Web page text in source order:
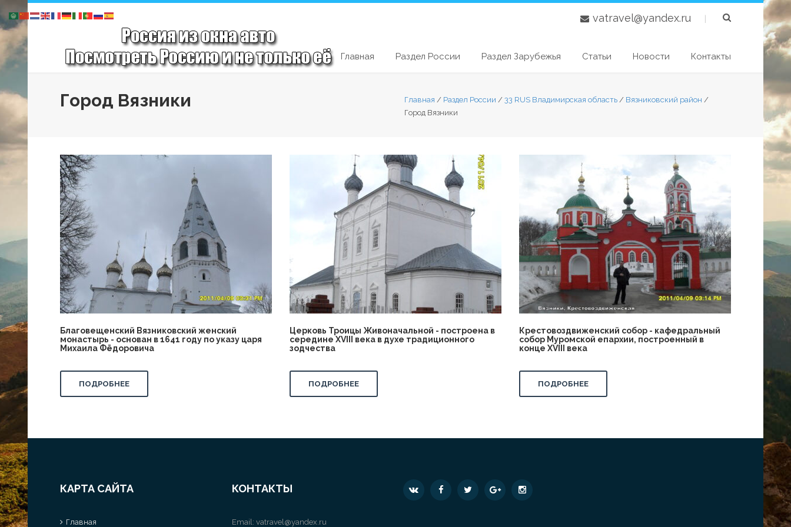
vatravel@yandex.ru |
Главная Раздел России Раздел Зарубежья Статьи Новости Контакты
Город Вязники Главная / Раздел России / 33 RUS Владимирская область / Вязниковский район /
Город Вязники
Благовещенский Вязниковский женский
монастырь - основан в 1641 году по указу царя
Михаила Фёдоровича
ПОДРОБНЕЕ
Церковь Троицы Живоначальной - построена в
середине XVIII века в духе традиционного
зодчества
ПОДРОБНЕЕ
Крестовоздвиженский собор - кафедральный
собор Муромской епархии, построенный в
конце XVIII века
ПОДРОБНЕЕ
КАРТА САЙТА
Главная
КОНТАКТЫ
Email: vatravel@yandex.ru